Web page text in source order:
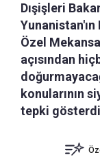
Dışişleri
Özel
açısından
konularının
tepki